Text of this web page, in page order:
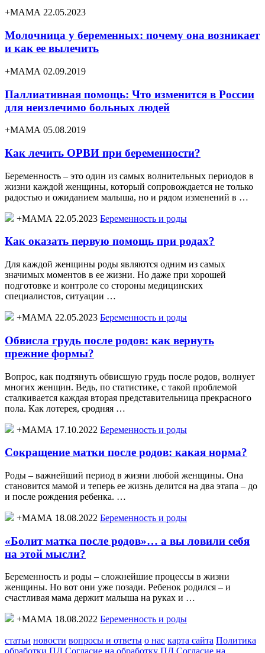
+МАМА 22.05.2023
Молочница у беременных: почему она возникает
и как ее вылечить
+МАМА 02.09.2019
Паллиативная помощь: Что изменится в России
для неизлечимо больных людей
+МАМА 05.08.2019
Как лечить ОРВИ при беременности?
Беременность – это один из самых волнительных периодов в
жизни каждой женщины, который сопровождается не только
радостью и ожиданием малыша, но и рядом изменений в …
+МАМА 22.05.2023 Беременность и роды
Как оказать первую помощь при родах?
Для каждой женщины роды являются одним из самых
значимых моментов в ее жизни. Но даже при хорошей
подготовке и контроле со стороны медицинских
специалистов, ситуации …
+МАМА 22.05.2023 Беременность и роды
Обвисла грудь после родов: как вернуть
прежние формы?
Вопрос, как подтянуть обвисшую грудь после родов, волнует
многих женщин. Ведь, по статистике, с такой проблемой
сталкивается каждая вторая представительница прекрасного
пола. Как лотерея, сродняя …
+МАМА 17.10.2022 Беременность и роды
Сокращение матки после родов: какая норма?
Роды – важнейший период в жизни любой женщины. Она
становится мамой и теперь ее жизнь делится на два этапа – до
и после рождения ребенка. …
+МАМА 18.08.2022 Беременность и роды
«Болит матка после родов»… а вы ловили себя
на этой мысли?
Беременность и роды – сложнейшие процессы в жизни
женщины. Но вот они уже позади. Ребенок родился – и
счастливая мама держит малыша на руках и …
+МАМА 18.08.2022 Беременность и роды
статьи новости вопросы и ответы о нас карта сайта Политика